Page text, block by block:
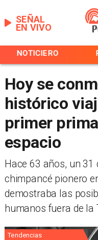
EN VIVO
SEÑAL
NOTICIERO
Hoy se
histórico
primer
espacio
Hace 63 años, un 31
chimpancé pionero
demostraba las
humanos fuera de la
Tendencias